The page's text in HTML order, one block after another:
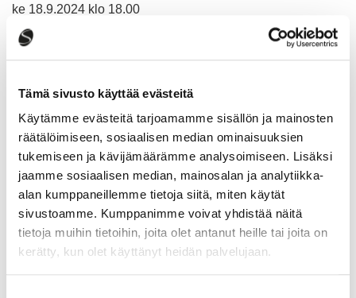
Tämä sivusto käyttää evästeitä
Käytämme evästeitä tarjoamamme sisällön ja mainosten
räätälöimiseen, sosiaalisen median ominaisuuksien
tukemiseen ja kävijämäärämme analysoimiseen. Lisäksi
jaamme sosiaalisen median, mainosalan ja analytiikka-
alan kumppaneillemme tietoja siitä, miten käytät
sivustoamme. Kumppanimme voivat yhdistää näitä
tietoja muihin tietoihin, joita olet antanut heille tai joita on
kerätty, kun olet käyttänyt heidän palvelujaan.
ke 18.9.2024 klo 18.00
Jaa tapahtuma:
Facebook
Twitter
Linkedin
URL